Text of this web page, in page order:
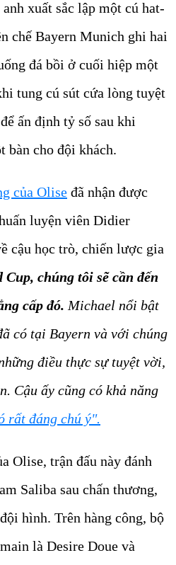
xuất sắc lập một cú hat-
chế Bayern Munich ghi hai
đá bồi ở cuối hiệp một
tung cú sút cứa lòng tuyệt
ấn định tỷ số sau khi
cho đội khách.
của Olise đã nhận được
luyện viên Didier
cậu học trò, chiến lược gia
Cup, chúng tôi sẽ cần đến
cấp đó. Michael nổi bật
có tại Bayern và với chúng
điều thực sự tuyệt vời,
Cậu ấy cũng có khả năng
rất đáng chú ý".
Olise, trận đấu này đánh
Saliba sau chấn thương,
hình. Trên hàng công, bộ
là Desire Doue và